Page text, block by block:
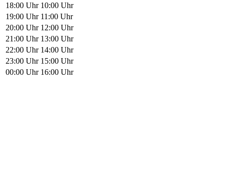
18:00 Uhr 10:00 Uhr
19:00 Uhr 11:00 Uhr
20:00 Uhr 12:00 Uhr
21:00 Uhr 13:00 Uhr
22:00 Uhr 14:00 Uhr
23:00 Uhr 15:00 Uhr
00:00 Uhr 16:00 Uhr